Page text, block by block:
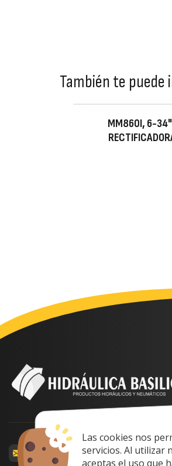
Las cookies nos
servicios. Al utilizar
aceptas el uso que
También te puede
MM860I, 6-
comercial@hidraulicabasilio.com